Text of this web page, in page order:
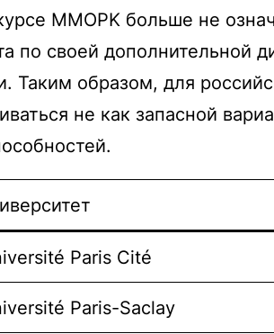
MMOPK больше не
по своей
Таким образом, для
не как запасной
Paris Cité
Paris-Saclay